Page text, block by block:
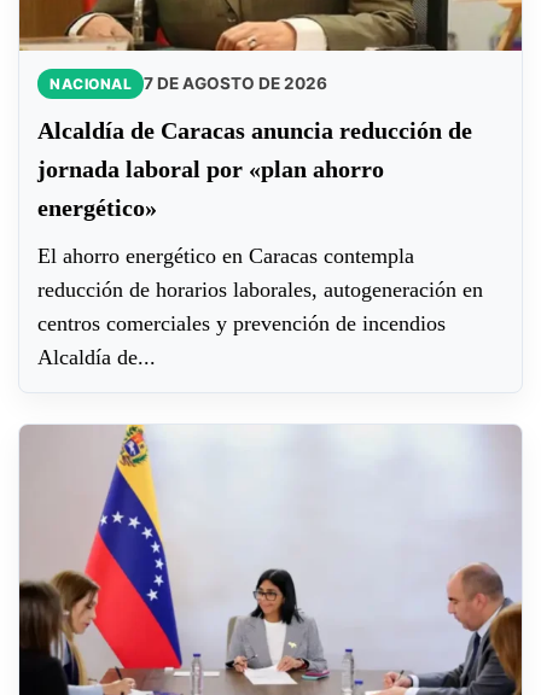
NACIONAL 7 DE AGOSTO DE 2026
Alcaldía de Caracas anuncia reducción de
jornada laboral por «plan ahorro
energético»
El ahorro energético en Caracas contempla
reducción de horarios laborales, autogeneración en
centros comerciales y prevención de incendios
Alcaldía de...